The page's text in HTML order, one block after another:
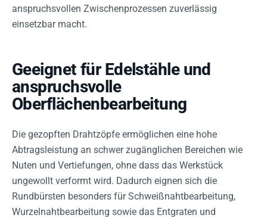
anspruchsvollen Zwischenprozessen zuverlässig
einsetzbar macht.
Geeignet für Edelstähle und
anspruchsvolle
Oberflächenbearbeitung
Die gezopften Drahtzöpfe ermöglichen eine hohe
Abtragsleistung an schwer zugänglichen Bereichen wie
Nuten und Vertiefungen, ohne dass das Werkstück
ungewollt verformt wird. Dadurch eignen sich die
Rundbürsten besonders für Schweißnahtbearbeitung,
Wurzelnahtbearbeitung sowie das Entgraten und